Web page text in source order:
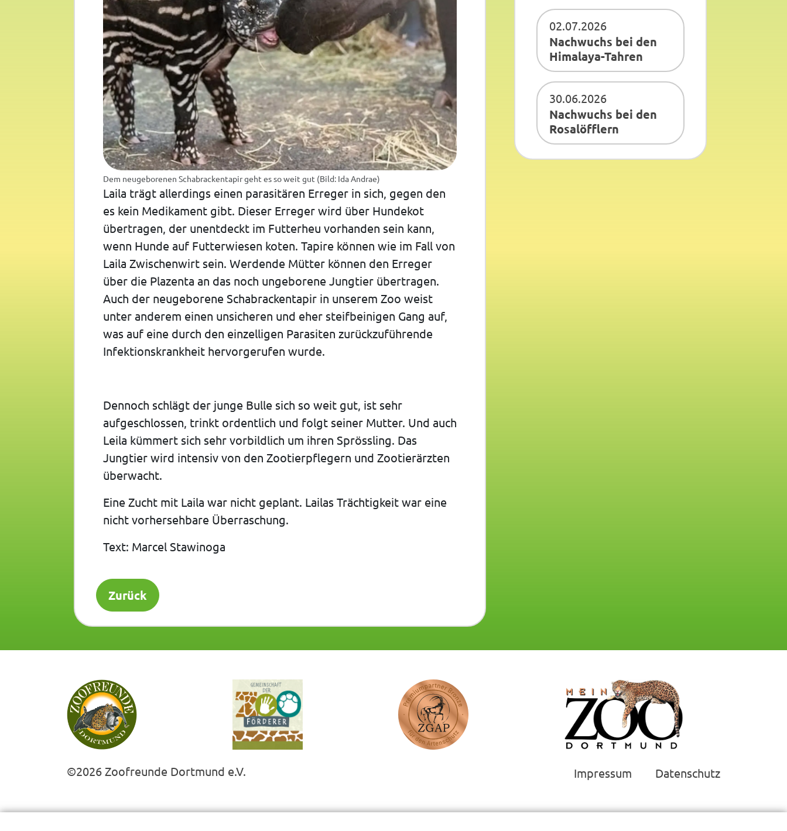
Dem neugeborenen Schabrackentapir geht es so weit gut (Bild: Ida Andrae)
Laila trägt allerdings einen parasitären Erreger in sich, gegen den
es kein Medikament gibt. Dieser Erreger wird über Hundekot
übertragen, der unentdeckt im Futterheu vorhanden sein kann,
wenn Hunde auf Futterwiesen koten. Tapire können wie im Fall von
Laila Zwischenwirt sein. Werdende Mütter können den Erreger
über die Plazenta an das noch ungeborene Jungtier übertragen.
Auch der neugeborene Schabrackentapir in unserem Zoo weist
unter anderem einen unsicheren und eher steifbeinigen Gang auf,
was auf eine durch den einzelligen Parasiten zurückzuführende
Infektionskrankheit hervorgerufen wurde.
Dennoch schlägt der junge Bulle sich so weit gut, ist sehr
aufgeschlossen, trinkt ordentlich und folgt seiner Mutter. Und auch
Leila kümmert sich sehr vorbildlich um ihren Sprössling. Das
Jungtier wird intensiv von den Zootierpflegern und Zootierärzten
überwacht.
Eine Zucht mit Laila war nicht geplant. Lailas Trächtigkeit war eine
nicht vorhersehbare Überraschung.
Text: Marcel Stawinoga
Zurück
02.07.2026
Nachwuchs bei den
Himalaya-Tahren
30.06.2026
Nachwuchs bei den
Rosalöfflern
©2026 Zoofreunde Dortmund e.V. Impressum Datenschutz